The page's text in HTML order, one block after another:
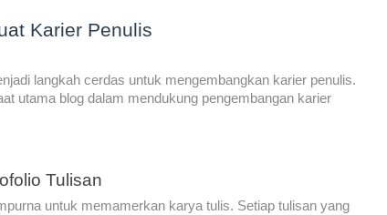
Karier Penulis
langkah cerdas untuk mengembangkan karier penulis.
utama blog dalam mendukung pengembangan karier
Tulisan
untuk memamerkan karya tulis. Setiap tulisan yang